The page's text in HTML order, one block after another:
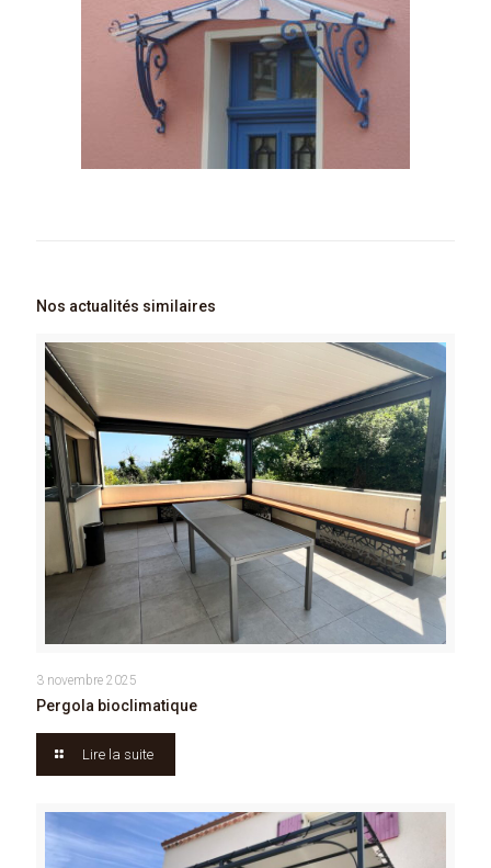
Nos actualités similaires
3 novembre 2025
Pergola bioclimatique
Lire la suite